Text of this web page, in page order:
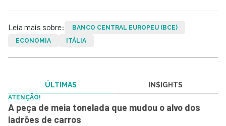
Leia mais sobre:
BANCO CENTRAL EUROPEU (BCE)
ECONOMIA
ITÁLIA
ÚLTIMAS IN$IGHTS
ATENÇÃO!
A peça de meia tonelada que mudou o alvo dos
ladrões de carros